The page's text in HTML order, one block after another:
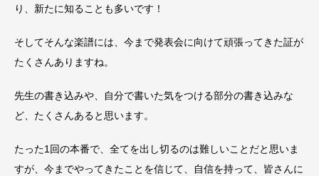
り、新たに知ることも多いです！
そしてそんな楽譜には、今まで発表会に向けて頑張ってきた証が
たくさんありますね。
先生の書き込みや、自分で書いた気をつける部分の書き込みな
ど、たくさんあると思います。
たった1回の本番で、全てを出し切るのは難しいことだと思いま
すが、今までやってきたことを信じて、自信を持って、皆さんに